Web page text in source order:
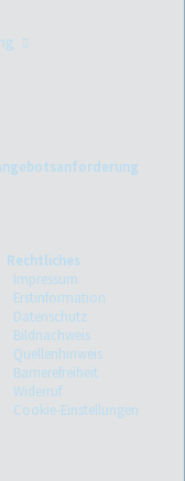
Rechtliches
Impressum
Erstinformation
Datenschutz
Bildnachweis
Quellenhinweis
Barrierefreiheit
Widerruf
Cookie-Einstellungen